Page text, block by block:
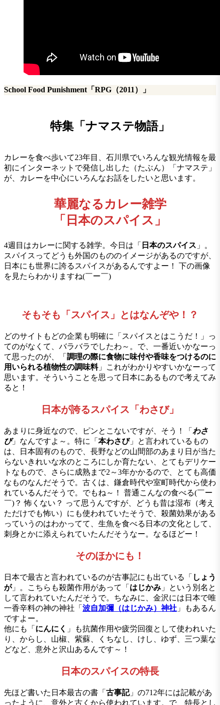
School Food Punishment「RPG（2011）」
特集「ナマステ物語」
カレーを食べ歩いて23年目、石川県でいろんな観光情報を最
初にインターネットで発信し出した（たぶん）「ナマステ」
が、カレーを中心にいろんなお話をしたいと思います。
華麗なるカレー雑学
「日本のスパイス」
4週目はカレーに関する雑学。今日は「 日本のスパイス 」。
スパイスってどうも外国のもののイメージがあるのですが、
日本にも世界に誇るスパイスがあるんですよー！ 下の画像
を見たらわかりますね(￣ー￣)
そもそも「スパイス」とはなんぞや！？
どのサイトもどの企業も明確に「スパイスとはこうだ！」っ
てのがなくて、バラバラでしたわ～。で、一番近いかなーっ
て思ったのが、「 調理の際に食物に味付や香味をつけるのに
用いられる植物性の調味料」これがわかりやすいかなーって
思います。そういうことを思って日本にあるもので考えてみ
ると！
日本が誇るスパイス「わさび」
あまりに身近なので、ピンとこないですが、そう！「 わさ
び」なんですよ～。特に「 本わさび」と言われているもの
は、日本固有のもので、長野などの山間部のあまり日が当た
らないきれいな水のところにしか育たない、とてもデリケー
トなもので、さらに成熟まで2～3年かかるので、とても高価
なものなんだそうで。古くは、鎌倉時代や室町時代から使わ
れているんだそうで。でもね～！ 普通こんなの食べる(￣ー
￣)？ 怖くない？ って思うんですが、どうも昔は湿布（考え
ただけでも怖い）にも使われていたそうで、殺菌効果がある
っていうのはわかってて、生魚を食べる日本の文化として、
刺身とかに添えられていたんだそうなー。なるほどー！
そのほかにも！
日本で最古と言われているのが古事記にも出ている「 しょう
が」。こちらも殺菌作用があって「 はじかみ 」という別名と
して言われていたんだそうで。ちなみに、金沢には日本で唯
一香辛料の神の神社「 波自加彌（はじかみ）神社 」もあるん
ですよー。
他にも「 にんにく 」も抗菌作用や疲労回復として使われいた
り、からし、山椒、紫蘇、くちなし、けし、ゆず、三つ葉な
どなど、意外と沢山あるんです～！
日本のスパイスの特長
先ほど書いた日本最古の書「 古事記」の712年には記載があ
ったように、意外と古くから使われています。で、特長とし